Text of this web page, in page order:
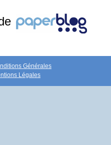
Générales
Légales